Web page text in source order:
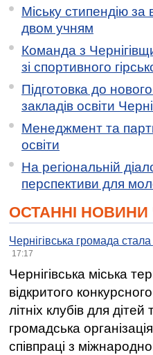
Міську стипендію
двом учням
Команда з
зі спортивного
Підготовка до
закладів освіти
Менеджмент та
освіти
На регіональній
перспективи для
ОСТАННІ НОВИНИ
Чернігівська громада
17:17
Чернігівська міська
відкритого
літніх клубів для
громадська
співпраці з